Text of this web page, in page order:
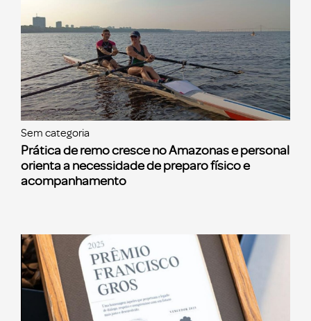
Sem categoria
Prática de remo cresce no Amazonas e personal
orienta a necessidade de preparo físico e
acompanhamento